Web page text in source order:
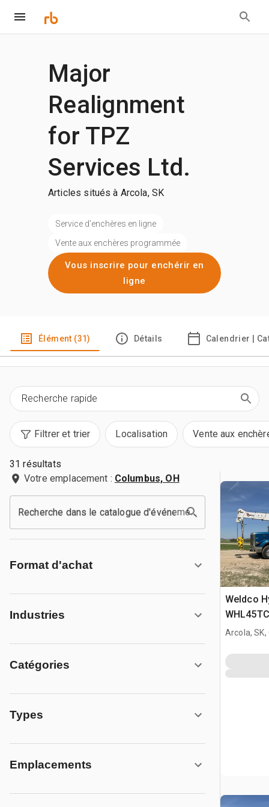
Major
Realignment
for TPZ
Services Ltd.
Articles situés à Arcola, SK
Service d'enchères en ligne
Vente aux enchères programmée
Vous inscrire pour enchérir en
ligne
Élément (31) Détails Calendrier |
Filtrer et trier Localisation Vente aux
31 résultats
Votre emplacement : Columbus, OH
Recherche dans le catalogue d'événements
Format d'achat
Industries
Catégories
Types
Emplacements
Weldco
Boom on
Fèche
Arcola, SK,